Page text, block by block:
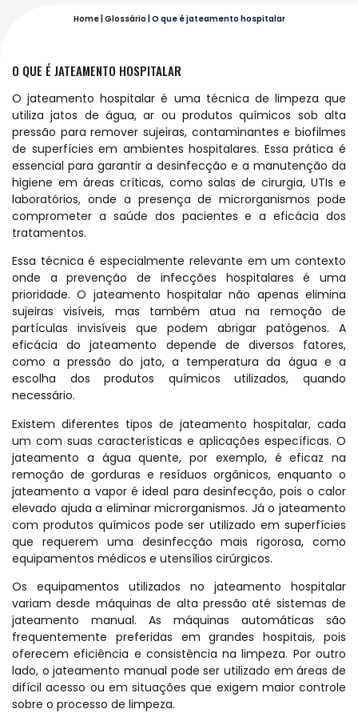
Home| Glossário O que é jateamento hospitalar
O QUE É JATEAMENTO HOSPITALAR
O jateamento hospitalar é uma técnica de limpeza que
utiliza jatos de água, ar ou produtos químicos sob alta
pressão para remover sujeiras, contaminantes e biofilmes
de superfícies em ambientes hospitalares. Essa prática é
essencial para garantir a desinfecção e a manutenção da
higiene em áreas críticas, como salas de cirurgia, UTIs e
laboratórios, onde a presença de microrganismos pode
comprometer a saúde dos pacientes e a eficácia dos
tratamentos.
Essa técnica é especialmente relevante em um contexto
onde a prevenção de infecções hospitalares é uma
prioridade. O jateamento hospitalar não apenas elimina
sujeiras visíveis, mas também atua na remoção de
partículas invisíveis que podem abrigar patógenos. A
eficácia do jateamento depende de diversos fatores,
como a pressão do jato, a temperatura da água e a
escolha dos produtos químicos utilizados, quando
necessário.
Existem diferentes tipos de jateamento hospitalar, cada
um com suas características e aplicações específicas. O
jateamento a água quente, por exemplo, é eficaz na
remoção de gorduras e resíduos orgânicos, enquanto o
jateamento a vapor é ideal para desinfecção, pois o calor
elevado ajuda a eliminar microrganismos. Já o jateamento
com produtos químicos pode ser utilizado em superfícies
que requerem uma desinfecção mais rigorosa, como
equipamentos médicos e utensílios cirúrgicos.
Os equipamentos utilizados no jateamento hospitalar
variam desde máquinas de alta pressão até sistemas de
jateamento manual. As máquinas automáticas são
frequentemente preferidas em grandes hospitais, pois
oferecem eficiência e consistência na limpeza. Por outro
lado, o jateamento manual pode ser utilizado em áreas de
difícil acesso ou em situações que exigem maior controle
sobre o processo de limpeza.